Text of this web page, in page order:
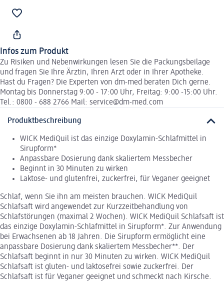
Infos zum Produkt
Zu Risiken und Nebenwirkungen lesen Sie die Packungsbeilage
und fragen Sie Ihre Ärztin, Ihren Arzt oder in Ihrer Apotheke.
Hast du Fragen? Die Experten von dm-med beraten Dich gerne.
Montag bis Donnerstag 9:00 - 17:00 Uhr, Freitag: 9:00 -15:00 Uhr.
Tel.: 0800 - 688 2766 Mail: service@dm-med.com
Produktbeschreibung
WICK MediQuil ist das einzige Doxylamin-Schlafmittel in
Sirupform*
Anpassbare Dosierung dank skaliertem Messbecher
Beginnt in 30 Minuten zu wirken
Laktose- und glutenfrei, zuckerfrei, für Veganer geeignet
Schlaf, wenn Sie ihn am meisten brauchen. WICK MediQuil
Schlafsaft wird angewendet zur Kurzzeitbehandlung von
Schlafstörungen (maximal 2 Wochen). WICK MediQuil Schlafsaft ist
das einzige Doxylamin-Schlafmittel in Sirupform*. Zur Anwendung
bei Erwachsenen ab 18 Jahren. Die Sirupform ermöglicht eine
anpassbare Dosierung dank skaliertem Messbecher**. Der
Schlafsaft beginnt in nur 30 Minuten zu wirken. WICK MediQuil
Schlafsaft ist gluten- und laktosefrei sowie zuckerfrei. Der
Schlafsaft ist für Veganer geeignet und schmeckt nach Kirsche.